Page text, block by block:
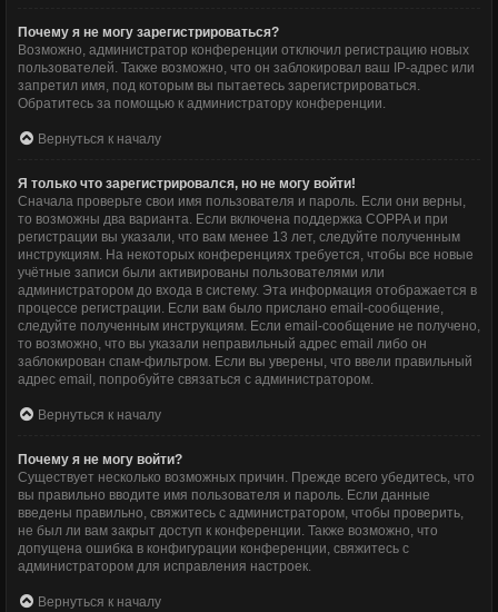
Почему я не могу зарегистрироваться?
Возможно, администратор конференции отключил регистрацию новых
пользователей. Также возможно, что он заблокировал ваш IP-адрес или
запретил имя, под которым вы пытаетесь зарегистрироваться.
Обратитесь за помощью к администратору конференции.
Вернуться к началу
Я только что зарегистрировался, но не могу войти!
Сначала проверьте свои имя пользователя и пароль. Если они верны,
то возможны два варианта. Если включена поддержка COPPA и при
регистрации вы указали, что вам менее 13 лет, следуйте полученным
инструкциям. На некоторых конференциях требуется, чтобы все новые
учётные записи были активированы пользователями или
администратором до входа в систему. Эта информация отображается в
процессе регистрации. Если вам было прислано email-сообщение,
следуйте полученным инструкциям. Если email-сообщение не получено,
то возможно, что вы указали неправильный адрес email либо он
заблокирован спам-фильтром. Если вы уверены, что ввели правильный
адрес email, попробуйте связаться с администратором.
Вернуться к началу
Почему я не могу войти?
Существует несколько возможных причин. Прежде всего убедитесь, что
вы правильно вводите имя пользователя и пароль. Если данные
введены правильно, свяжитесь с администратором, чтобы проверить,
не был ли вам закрыт доступ к конференции. Также возможно, что
допущена ошибка в конфигурации конференции, свяжитесь с
администратором для исправления настроек.
Вернуться к началу